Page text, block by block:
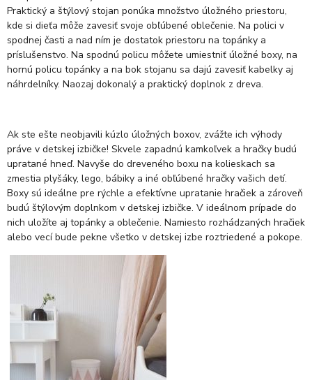
Praktický a štýlový stojan ponúka množstvo úložného priestoru,
kde si dieťa môže zavesiť svoje obľúbené oblečenie. Na polici v
spodnej časti a nad ním je dostatok priestoru na topánky a
príslušenstvo. Na spodnú policu môžete umiestniť úložné boxy, na
hornú policu topánky a na bok stojanu sa dajú zavesiť kabelky aj
náhrdelníky. Naozaj dokonalý a praktický doplnok z dreva.
Ak ste ešte neobjavili kúzlo úložných boxov, zvážte ich výhody
práve v detskej izbičke! Skvele zapadnú kamkoľvek a hračky budú
upratané hneď. Navyše do dreveného boxu na kolieskach sa
zmestia plyšáky, lego, bábiky a iné obľúbené hračky vašich detí.
Boxy sú ideálne pre rýchle a efektívne upratanie hračiek a zároveň
budú štýlovým doplnkom v detskej izbičke. V ideálnom prípade do
nich uložíte aj topánky a oblečenie. Namiesto rozhádzaných hračiek
alebo vecí bude pekne všetko v detskej izbe roztriedené a pokope.